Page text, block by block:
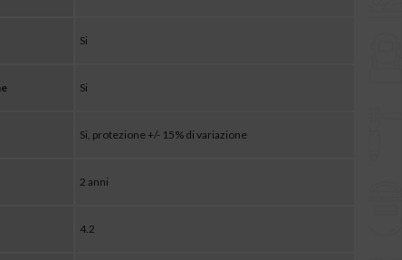
Si
Si
Si, protezione +/- 15% di variazione
2 anni
4.2